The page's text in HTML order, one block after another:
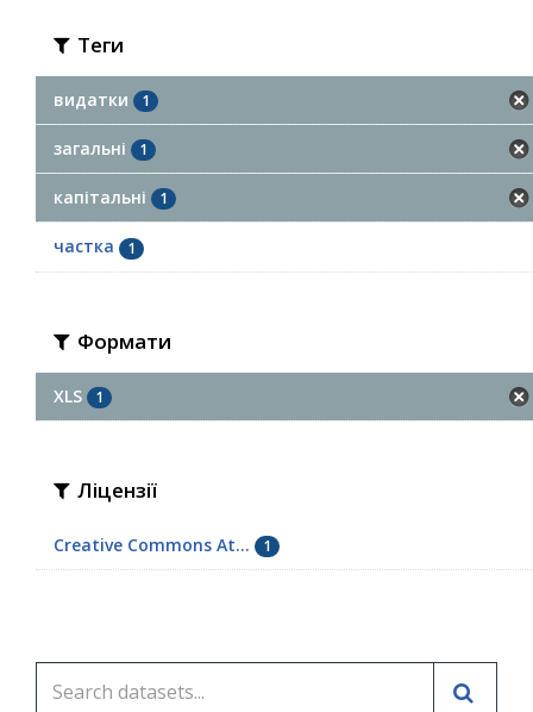
Теги
видатки 1
загальні 1
капітальні 1
частка 1
Формати
XLS 1
Ліцензії
Creative Commons At... 1